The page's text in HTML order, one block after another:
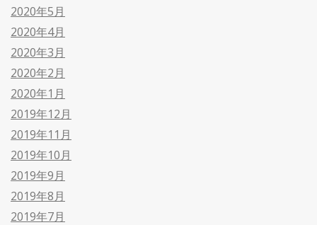
2020年5月
2020年4月
2020年3月
2020年2月
2020年1月
2019年12月
2019年11月
2019年10月
2019年9月
2019年8月
2019年7月